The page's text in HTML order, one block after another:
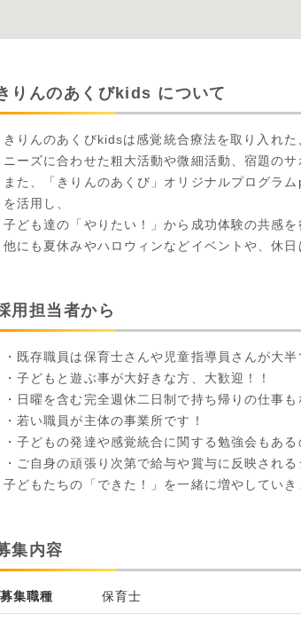
りんのあくびkids について
きりんのあくびkidsは感覚統合療法を取り入れた
ニーズに合わせた粗大活動や微細活動、宿題のサ
また、「きりんのあくび」オリジナルプログラ
を活用し、
子ども達の「やりたい！」から成功体験の共感を
他にも夏休みやハロウィンなどイベントや、休
用担当者から
・既存職員は保育士さんや児童指導員さんが大半
・子どもと遊ぶ事が大好きな方、大歓迎！！
・日曜を含む完全週休二日制で持ち帰りの仕事
・若い職員が主体の事業所です！
・子どもの発達や感覚統合に関する勉強会もあ
・ご自身の頑張り次第で給与や賞与に反映される
子どもたちの「できた！」を一緒に増やしていき
集内容
募集職種 保育士